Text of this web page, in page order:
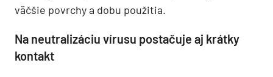
väčšie povrchy a dobu použitia.
Na neutralizáciu vírusu postačuje aj krátky
kontakt